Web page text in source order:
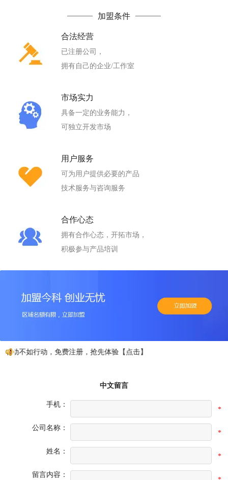
加盟条件
合法经营
已注册公司，
拥有自己的企业/工作室
市场实力
具备一定的业务能力，
可独立开发市场
用户服务
可为用户提供必要的产品
技术服务与咨询服务
合作心态
拥有合作心态，开拓市场，
积极参与产品培训
动不如行动，免费注册，抢先体验【点击】
中文留言
手机：
*
公司名称：
*
姓名：
*
留言内容：